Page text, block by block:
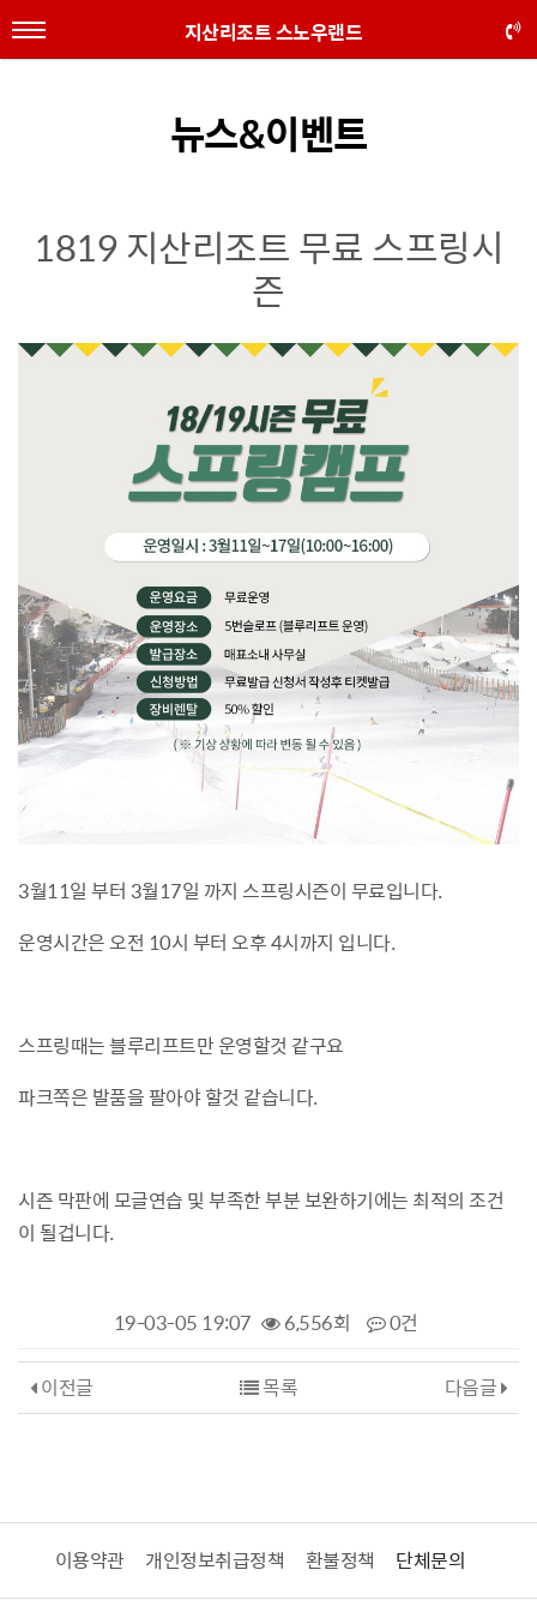
지산리조트 스노우랜드
뉴스&이벤트
1819 지산리조트 무료 스프링시
즌
본문
3월11일 부터 3월17일 까지 스프링시즌이 무료입니다.
운영시간은 오전 10시 부터 오후 4시까지 입니다.
스프링때는 블루리프트만 운영할것 같구요
파크쪽은 발품을 팔아야 할것 같습니다.
시즌 막판에 모글연습 및 부족한 부분 보완하기에는 최적의 조건
이 될겁니다.
19-03-05 19:07 6,556회 0건
이전글 다음글
목록
이용약관 개인정보취급정책 환불정책 단체문의